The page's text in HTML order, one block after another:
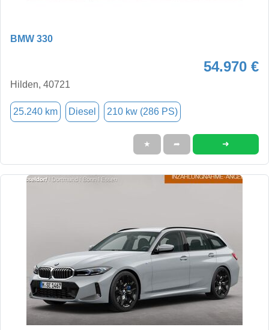
BMW 330
54.970 €
Hilden, 40721
25.240 km Diesel 210 kw (286 PS)
★ ➦ ➜